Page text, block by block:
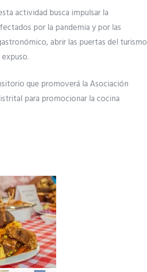
actividad busca impulsar la
por la pandemia y por las
abrir las puertas del turismo
que promoverá la Asociación
para promocionar la cocina